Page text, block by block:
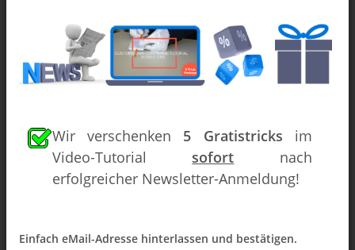
Wir verschenken 5 Gratistricks im
Video-Tutorial sofort nach
erfolgreicher Newsletter-Anmeldung!
Einfach eMail-Adresse hinterlassen und bestätigen.